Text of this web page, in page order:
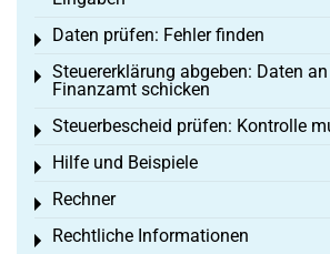
Daten prüfen: Fehler finden
Toggle menu
Steuererklärung abgeben: Daten
Finanzamt schicken
Toggle menu
Steuerbescheid prüfen: Kontrolle
Toggle menu
Hilfe und Beispiele
Toggle menu
Rechner
Toggle menu
Rechtliche Informationen
Toggle menu